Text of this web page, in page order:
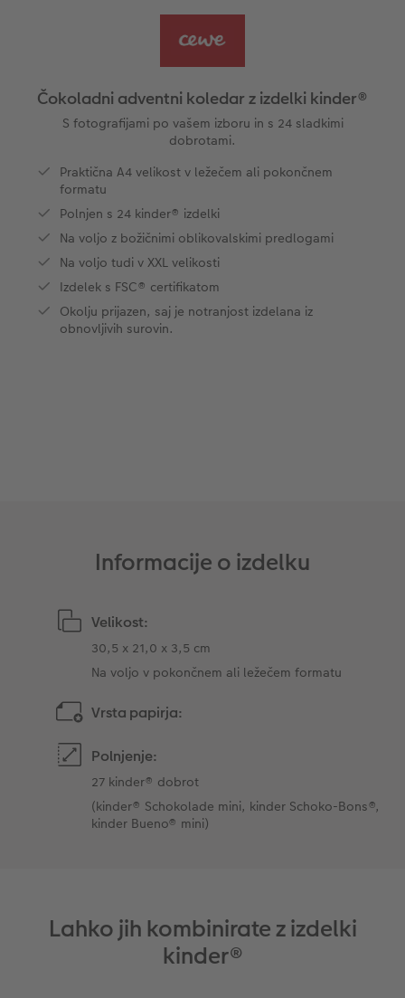
Vzorčne fotoknjige strank
Otroška CEWE FOTOKNJIGA
Zbirka Art Collection
Nature fotografije
Premium poster
Art fotografije
Normalna obdelava fotografij
Škatle za shranjevanje fotografij
Paketi fotografij
Fotografija na aluminiju, direkten natis
Fotografija na penasti podlagi
Poročna tabla dobrodošlice
Letvica za poster
Hexxas
Fotografija na lesu
Voščilnice
Izdelki za šolo in pisarno
Darilne fotoskatle
Tekstil
Umetniške fotografije
Fotokoledarji
Ideje za unikatna darila
Potovanje
Poroka
Matura
Čokoladni adventni koledar z izdelki kinder®
S fotografijami po vašem izboru in s 24 sladkimi
dobrotami.
Praktična A4 velikost v ležečem ali pokončnem
formatu
Polnjen s 24 kinder® izdelki
Na voljo z božičnimi oblikovalskimi predlogami
Na voljo tudi v XXL velikosti
Izdelek s FSC® certifikatom
Okolju prijazen, saj je notranjost izdelana iz
obnovljivih surovin.
Informacije o izdelku
Velikost:
30,5 x 21,0 x 3,5 cm
Na voljo v pokončnem ali ležečem formatu
Vrsta papirja:
Polnjenje:
27 kinder® dobrot
(kinder® Schokolade mini, kinder Schoko-Bons®,
kinder Bueno® mini)
Lahko jih kombinirate z izdelki
kinder®